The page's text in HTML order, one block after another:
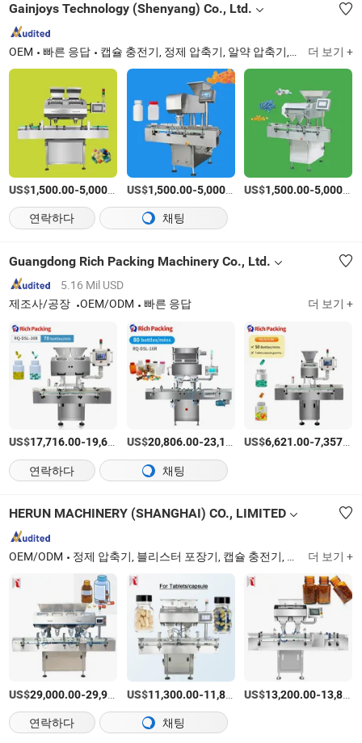
Gainjoys Technology (Shenyang) Co., Ltd.
OEM 빠른 응답 캡슐 충전기, 정제 압축기, 알약 압축기, 충전기, 블리스터 기계, 포장 기계, 라벨링 기계, 봉지 공급기, 캡슐 계수기 더 보기 +
US$1,500.00-5,000.00 /상품
US$1,500.00-5,000.00 /상품
US$1,500.00-5,000.00
연락하다
채팅
Guangdong Rich Packing Machinery Co., Ltd.
5.16 Mil USD
제조사/공장
OEM/ODM 빠른 응답 더 보기 +
US$17,716.00-19,684.00 /상품
US$20,806.00-23,118.00 /상품
US$6,621.00-7,357.00
연락하다
채팅
HERUN MACHINERY (SHANGHAI) CO., LIMITED
OEM/ODM 정제 압축기, 블리스터 포장기, 캡슐 충전기, 앰플 충전기, 바이알 충전기, 전기 계수기, 믹서, 카톤 포장기, 사셰 포장기, 정제 코팅기 더 보기 +
US$29,000.00-29,900.00 /SET
US$11,300.00-11,800.00 /SET
US$13,200.00-13,800.00
연락하다 채팅